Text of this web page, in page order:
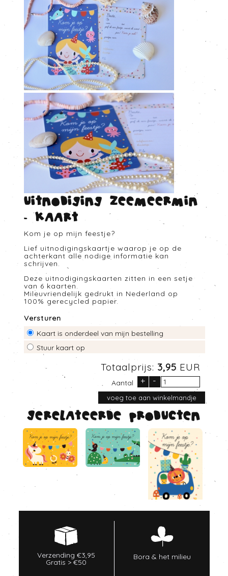
Uitnodiging Zeemeermin
- Kaart
Kom je op mijn feestje?
Lief uitnodigingskaartje waarop je op de
achterkant alle nodige informatie kan
schrijven.
Deze uitnodigingskaarten zitten in een setje
van 6 kaarten.
Mileuvriendelijk gedrukt in Nederland op
100% gerecycled papier.
Versturen
Kaart is onderdeel van mijn bestelling
Stuur kaart op
Totaalprijs: 3,95 EUR
Aantal + -
Gerelateerde producten
Verzending €3,95
Gratis > €50
Bora & het milieu